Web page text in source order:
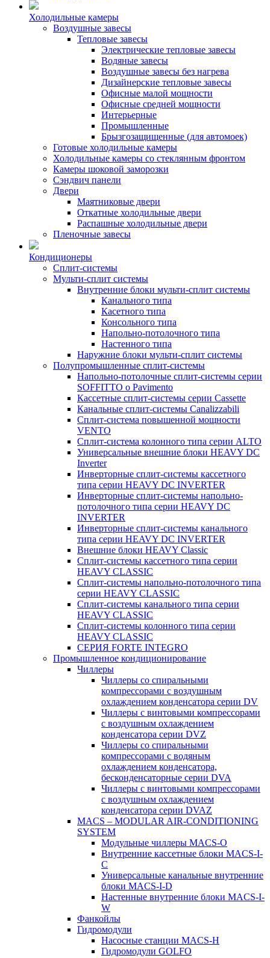
Холодильные камеры
Воздушные завесы
Тепловые завесы
Электрические тепловые завесы
Водяные завесы
Воздушные завесы без нагрева
Дизайнерские тепловые завесы
Офисные малой мощности
Офисные средней мощности
Интерьерные
Промышленные
Брызгозащищенные (для автомоек)
Готовые холодильные камеры
Холодильные камеры со стеклянным фронтом
Камеры шоковой заморозки
Сэндвич панели
Двери
Маятниковые двери
Откатные холодильные двери
Распашные холодильные двери
Пленочные завесы
Кондиционеры
Сплит-системы
Мульти-сплит системы
Внутренние блоки мульти-сплит системы
Канального типа
Касетного типа
Консольного типа
Напольно-потолочного типа
Настенного типа
Наружние блоки мульти-сплит системы
Полупромышленные сплит-системы
Напольно-потолочные сплит-системы серии
SOFFITTO o Pavimento
Кассетные сплит-системы серии Cassette
Канальные сплит-системы Canalizzabili
Сплит-система повышенной мощности
VENTO
Сплит-система колонного типа серии ALTO
Универсальные внешние блоки HEAVY DC
Inverter
Инверторные сплит-системы кассетного
типа серии HEAVY DC INVERTER
Инверторные сплит-системы напольно-
потолочного типа серии HEAVY DC
INVERTER
Инверторные сплит-системы канального
типа серии HEAVY DC INVERTER
Внешние блоки HEAVY Classic
Сплит-системы кассетного типа серии
HEAVY CLASSIC
Сплит-системы напольно-потолочного типа
серии HEAVY CLASSIC
Сплит-системы канального типа серии
HEAVY CLASSIC
Сплит-системы колонного типа серии
HEAVY CLASSIC
СЕРИЯ FORTE INTEGRO
Промышленное кондиционирование
Чиллеры
Чиллеры со спиральными
компрессорами с воздушным
охлаждением конденсатора серии DV
Чиллеры с винтовыми компрессорами
с воздушным охлаждением
конденсатора серии DVZ
Чиллеры со спиральными
компрессорами с водяным
охлаждением конденсатора,
бесконденсаторные серии DVA
Чиллеры с винтовыми компрессорами
с воздушным охлаждением
конденсатора серии DVAZ
MACS – MODULAR AIR-CONDITIONING
SYSTEM
Модульные чиллеры MACS-O
Внутренние кассетные блоки MACS-I-
C
Универсальные канальные внутренние
блоки MACS-I-D
Настенные внутренние блоки MACS-I-
W
Фанкойлы
Гидромодули
Насосные станции MACS-H
Гидромодули GOLFO